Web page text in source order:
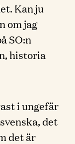
Kan ju
om jag
SO:n
historia
i ungefär
det
det är